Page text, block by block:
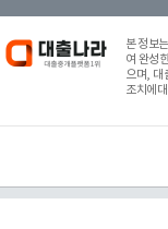
본 정보는
여 완성
으며, 대
조치에